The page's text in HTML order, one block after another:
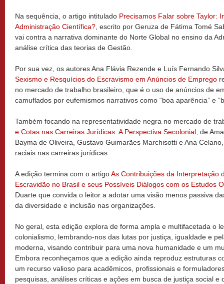
Na sequência, o artigo intitulado Precisamos Falar sobre Taylor:
Administração Científica?, escrito por Geruza de Fátima Tomé
vai contra a narrativa dominante do Norte Global no ensino da
análise crítica das teorias de Gestão.
Por sua vez, os autores Ana Flávia Rezende e Luís Fernando
Sexismo e Resquícios do Escravismo em Anúncios de Emprego
no mercado de trabalho brasileiro, que é o uso de anúncios de
camuflados por eufemismos narrativos como “boa aparência” e
Também focando na representatividade negra no mercado de
e Cotas nas Carreiras Jurídicas: A Perspectiva Secolonial, de
Bayma de Oliveira, Gustavo Guimarães Marchisotti e Ana
raciais nas carreiras jurídicas.
A edição termina com o artigoAs Contribuições da Interpretação
Escravidão no Brasil e seus Possíveis Diálogos com os Estudos
Duarte que convida o leitor a adotar uma visão menos passiva
da diversidade e inclusão nas organizações.
No geral, esta edição explora de forma ampla e multifacetada o
colonialismo, lembrando-nos das lutas por justiça, igualdade e
moderna, visando contribuir para uma nova humanidade e um
Embora reconheçamos que a edição ainda reproduz estruturas
um recurso valioso para acadêmicos, profissionais e
pesquisas, análises críticas e ações em busca de justiça social e